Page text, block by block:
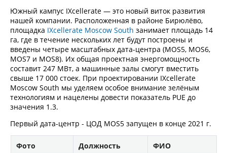
Южный кампус IXcellerate — это новый виток развития
нашей компании. Расположенная в районе Бирюлёво,
площадка IXcellerate Moscow South занимает площадь 14
га, где в течение нескольких лет будут построены и
введены четыре масштабных дата-центра (MOS5, MOS6,
MOS7 и MOS8). Их общая проектная энергомощность
составит 247 МВт, а машинные залы смогут вместить
свыше 17 000 стоек. При проектировании IXcellerate
Moscow South мы уделяем особое внимание зелёным
технологиям и нацелены довести показатель PUE до
значения 1.3.
Первый дата-центр - ЦОД MOS5 запущен в конце 2021 г.
Фото Должность ФИО